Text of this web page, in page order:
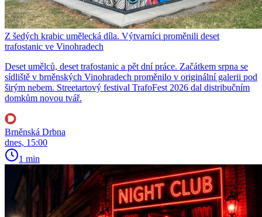
Z šedých krabic umělecká díla. Výtvarníci proměnili deset
trafostanic ve Vinohradech
Deset umělců, deset trafostanic a pět dní práce. Začátkem srpna se
sídliště v brněnských Vinohradech proměnilo v originální galerii pod
širým nebem. Streetartový festival TrafoFest 2026 dal distribučním
domkům novou tvář.
Brněnská Drbna
dnes, 15:00
1 min